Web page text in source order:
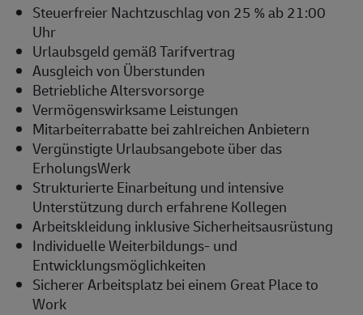
Steuerfreier Nachtzuschlag von 25 % ab 21:00
Uhr
Urlaubsgeld gemäß Tarifvertrag
Ausgleich von Überstunden
Betriebliche Altersvorsorge
Vermögenswirksame Leistungen
Mitarbeiterrabatte bei zahlreichen Anbietern
Vergünstigte Urlaubsangebote über das
ErholungsWerk
Strukturierte Einarbeitung und intensive
Unterstützung durch erfahrene Kollegen
Arbeitskleidung inklusive Sicherheitsausrüstung
Individuelle Weiterbildungs- und
Entwicklungsmöglichkeiten
Sicherer Arbeitsplatz bei einem Great Place to
Work